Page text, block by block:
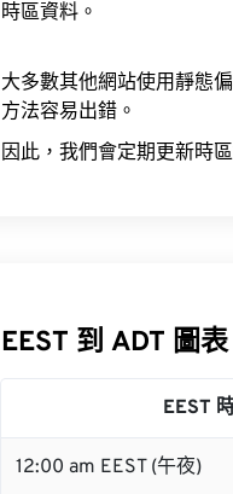
時區資料。
大多數其他網站使用靜態
方法容易出錯。
因此，我們會定期更新時
EEST 到 ADT 圖表
EEST
12:00 am EEST (午夜)